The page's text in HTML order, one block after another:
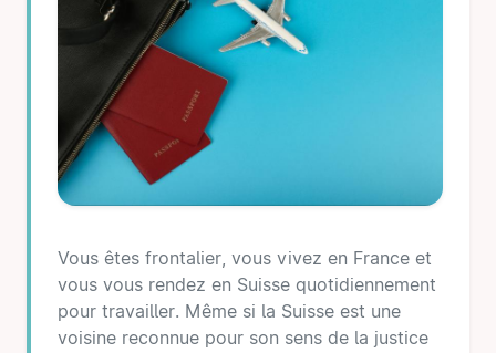
Vous êtes frontalier, vous vivez en France et
vous vous rendez en Suisse quotidiennement
pour travailler. Même si la Suisse est une
voisine reconnue pour son sens de la justice